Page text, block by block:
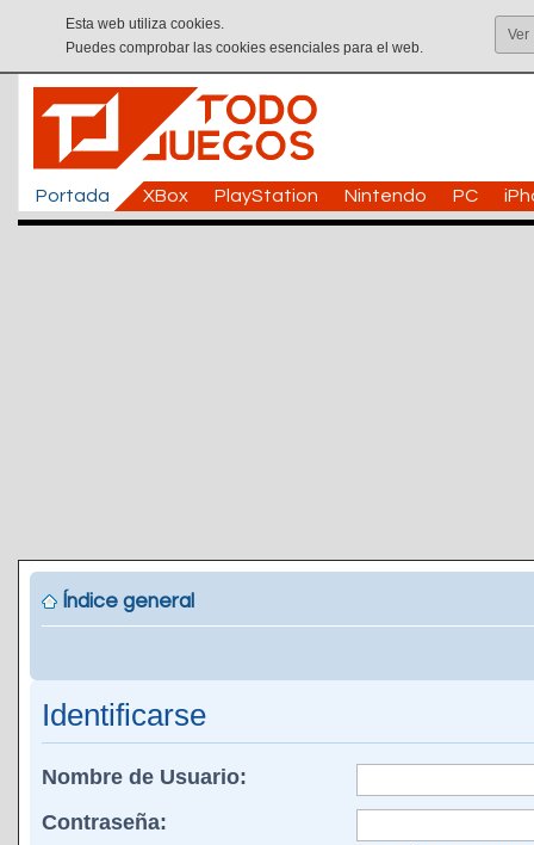
Esta web utiliza cookies.
Puedes comprobar las cookies esenciales para el web.
Ver
Portada XBox PlayStation Nintendo PC
Índice general
Identificarse
Nombre de Usuario:
Contraseña: